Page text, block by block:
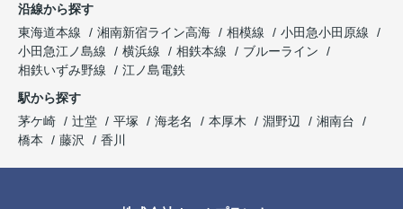
沿線から探す
東海道本線
湘南新宿ライン高海 相模線
小田急小田原線
小田急江ノ島線
横浜線 相鉄本線
ブルーライン
相鉄いずみ野線
江ノ島電鉄
駅から探す
茅ケ崎
辻堂 平塚 海老名 本厚木 淵野辺
湘南台
橋本
藤沢 香川